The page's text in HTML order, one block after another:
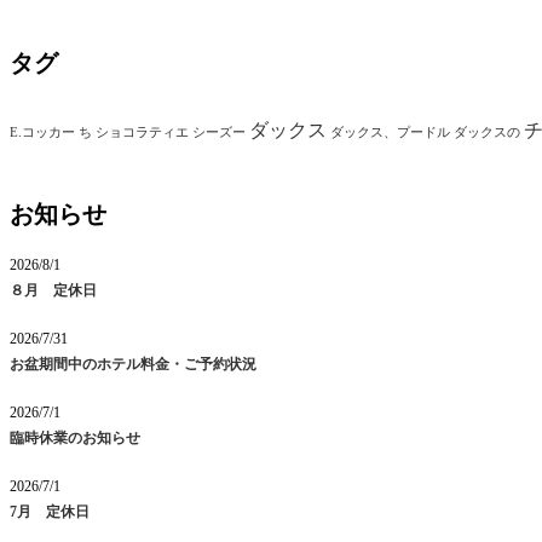
タグ
E.コッカー ち ショコラティエ シーズー ダックス ダックス、プードル ダックスの
お知らせ
2026/8/1
８月 定休日
2026/7/31
お盆期間中のホテル料金・ご予約状況
2026/7/1
臨時休業のお知らせ
2026/7/1
7月 定休日